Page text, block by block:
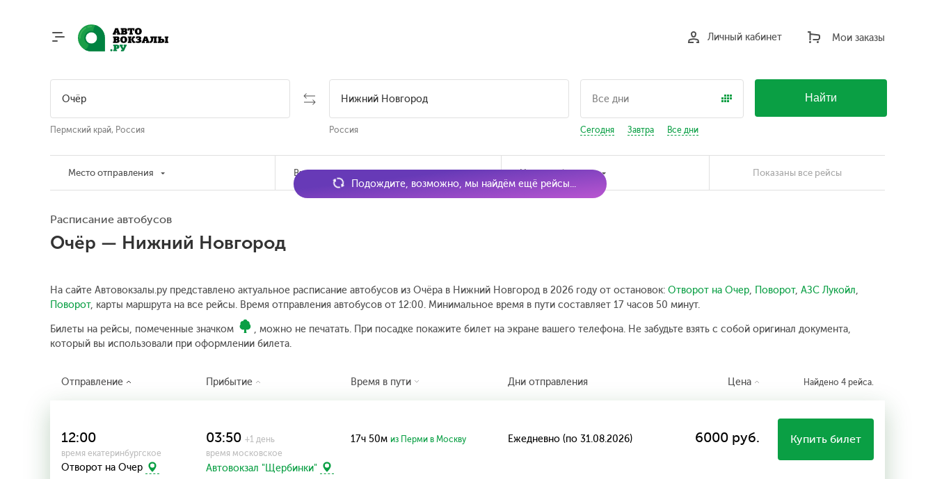
Мои заказы
Личный кабинет
Пермский край, Россия Россия Сегодня Завтра Все дни
Найти
Место отправления Время отправления Наличие билетов Показаны все рейсы
Расписание автобусов
Очёр — Нижний Новгород
На сайте Автовокзалы.ру представлено актуальное расписание автобусов из Очёра в Нижний Новгород в 2026 году от остановок: Отворот на Очер, Поворот, АЗС Лукойл,
Поворот, карты маршрута на все рейсы. Время отправления автобусов от 12:00. Минимальное время в пути составляет 17 часов 50 минут.
Билеты на рейсы, помеченные значком
, можно не печатать. При посадке покажите билет на экране вашего телефона. Не забудьте взять с собой оригинал документа,
который вы использовали при оформлении билета.
Подождите, возможно, мы найдём ещё рейсы...
Отправление Прибытие Время в пути Дни отправления Цена Найдено 4 рейса.
12:00
время екатеринбургское
Отворот на Очер
03:50 +1 день
время московское
Автовокзал "Щербинки"
17ч 50м из Перми в Москву Ежедневно (по 31.08.2026) 6000 руб. Купить билет